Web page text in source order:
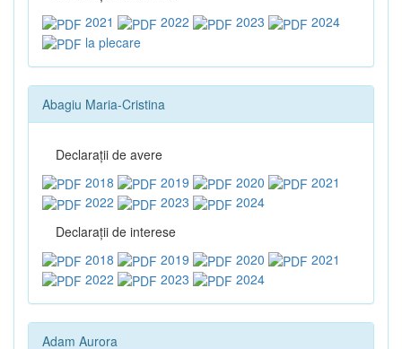
2021
2022 2023
2024
la plecare
Abagiu Maria-Cristina
Declaraţii de avere
2018
2019 2020
2021
2022
2023
2024
Declaraţii de interese
2018
2019 2020
2021
2022
2023 2024
Adam Aurora